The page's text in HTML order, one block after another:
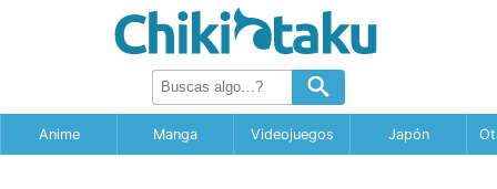
Anime Manga Videojuegos Japón